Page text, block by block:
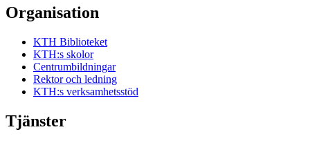
Organisation
KTH Biblioteket
KTH:s skolor
Centrumbildningar
Rektor och ledning
KTH:s verksamhetsstöd
Tjänster